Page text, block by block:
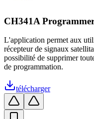
CH341A
L'application permet aux
récepteur de signaux
possibilité de supprimer
de programmation.
télécharger